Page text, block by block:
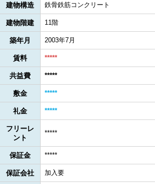
建物構造 鉄骨鉄筋コンクリート
建物階建 11階
築年月 2003年7月
賃料 *****
共益費 *****
敷金 *****
礼金 *****
フリーレ
ント
*****
保証金 *****
保証会社 加入要